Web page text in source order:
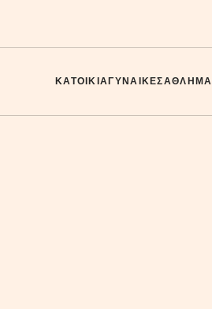
ΚΑΤΟΙΚΊΑΓΥΝΑΊΚΕΣΑΘΛΗΜΑ